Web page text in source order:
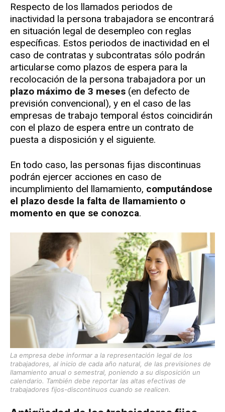
Respecto de los llamados periodos de
inactividad la persona trabajadora se encontrará
en situación legal de desempleo con reglas
específicas. Estos periodos de inactividad en el
caso de contratas y subcontratas sólo podrán
articularse como plazos de espera para la
recolocación de la persona trabajadora por un
plazo máximo de 3 meses (en defecto de
previsión convencional), y en el caso de las
empresas de trabajo temporal éstos coincidirán
con el plazo de espera entre un contrato de
puesta a disposición y el siguiente.
En todo caso, las personas fijas discontinuas
podrán ejercer acciones en caso de
incumplimiento del llamamiento, computándose
el plazo desde la falta de llamamiento o
momento en que se conozca.
La empresa debe informar a la representación legal de los
trabajadores, al inicio de cada año natural, de las previsiones de
llamamiento anual o semestral, poniendo a su disposición un
calendario. También debe reportar las altas efectivas de
trabajadores fijos-discontinuos cuando se realicen.